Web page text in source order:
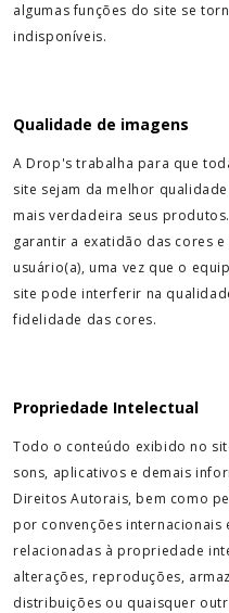
algumas funções do site se
indisponíveis.
Qualidade de imagens
A Drop's trabalha para que
site sejam da melhor
mais verdadeira seus
garantir a exatidão das cores
usuário(a), uma vez que o
site pode interferir na
fidelidade das cores.
Propriedade Intelectual
Todo o conteúdo exibido no
sons, aplicativos e demais
Direitos Autorais, bem como
por convenções
relacionadas à propriedade
alterações, reproduções,
distribuições ou quaisquer